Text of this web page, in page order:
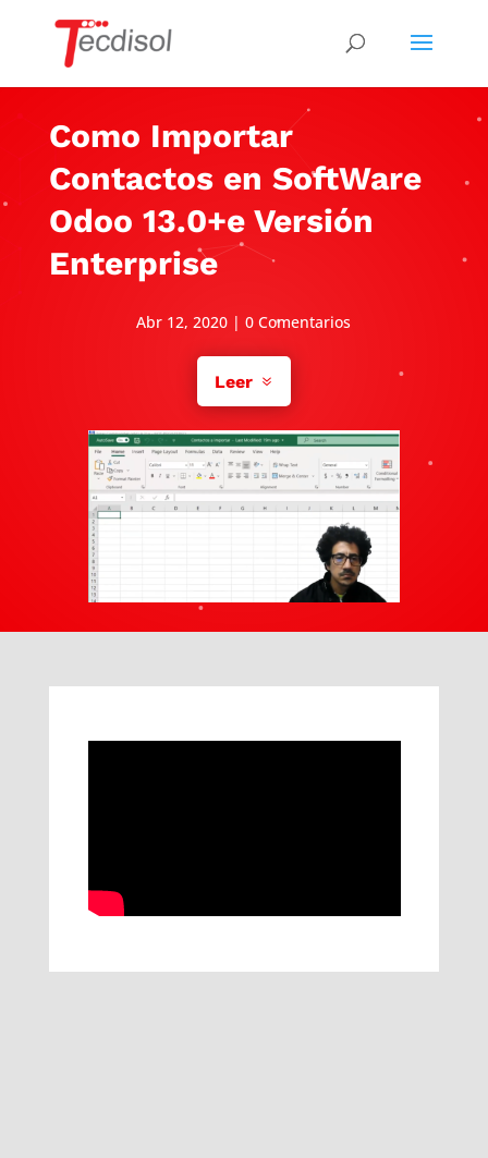
Como Importar
Contactos en SoftWare
Odoo 13.0+e Versión
Enterprise
Abr 12, 2020 |0 Comentarios
Leer